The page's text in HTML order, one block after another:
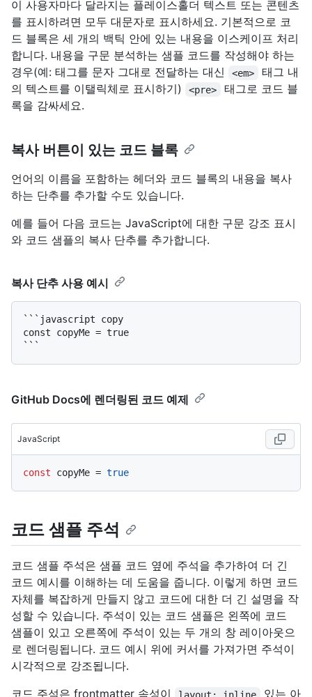
이 사용자마다 달라지는 플레이스홀더 텍스트 또는 콘텐츠
를 표시하려면 모두 대문자로 표시하세요. 기본적으로 코
드 블록은 세 개의 백틱 안에 있는 내용을 이스케이프 처리
합니다. 내용을 구문 분석하는 샘플 코드를 작성해야 하는
경우(예: 태그를 문자 그대로 전달하는 대신
<em>
태그 내
의 텍스트를 이탤릭체로 표시하기)
<pre>
태그로 코드 블
록을 감싸세요.
복사 버튼이 있는 코드 블록
언어의 이름을 포함하는 헤더와 코드 블록의 내용을 복사
하는 단추를 추가할 수도 있습니다.
예를 들어 다음 코드는 JavaScript에 대한 구문 강조 표시
와 코드 샘플의 복사 단추를 추가합니다.
복사 단추 사용 예시
```javascript copy
const copyMe = true
GitHub Docs에 렌더링된 코드 예제
JavaScript
const copyMe = true
코드 샘플 주석
코드 샘플 주석은 샘플 코드 옆에 주석을 추가하여 더 긴
코드 예시를 이해하는 데 도움을 줍니다. 이렇게 하면 코드
자체를 복잡하게 만들지 않고 코드에 대한 더 긴 설명을 작
성할 수 있습니다. 주석이 있는 코드 샘플은 왼쪽에 코드
샘플이 있고 오른쪽에 주석이 있는 두 개의 창 레이아웃으
로 렌더링됩니다. 코드 예시 위에 커서를 가져가면 주석이
시각적으로 강조됩니다.
코드 주석은 frontmatter 속성이
layout: inline
있는 아